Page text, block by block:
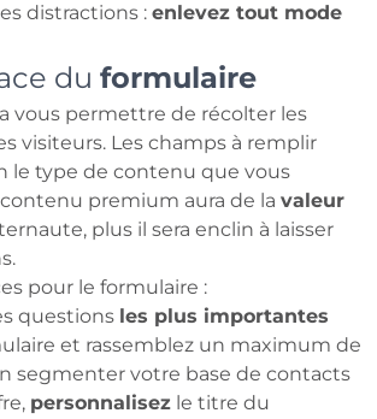
distractions : enlevez tout mode
du formulaire
vous permettre de récolter les
visiteurs. Les champs à remplir
le type de contenu que vous
premium aura de la valeur
plus il sera enclin à laisser
pour le formulaire :
questions les plus importantes
et rassemblez un maximum de
segmenter votre base de contacts
personnalisez le titre du